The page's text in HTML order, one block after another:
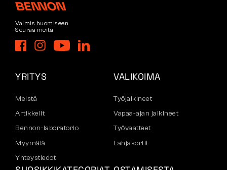
Valmis huomiseen
Seuraa meitä
YRITYS
Meistä
Artikkelit
Bennon-laboratorio
Myymälä
Yhteystiedot
VALIKOIMA
Työjalkineet
Vapaa-ajan jalkineet
Työvaatteet
Lahjakortit